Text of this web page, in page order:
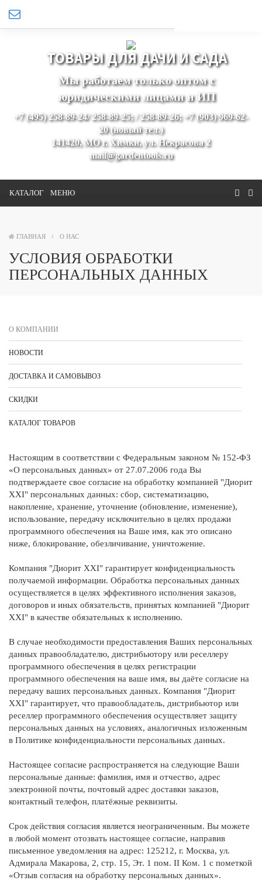
ТОВАРЫ ДЛЯ ДАЧИ И САДА
Мы работаем только оптом с
юридическими лицами и ИП
+7 (495) 258-89-24/ 258-89-25; / 258-89-26; +7 (903) 969-62-
20 (новый тел.)
141420, МО г. Химки, ул. Некрасова 2
mail@gardentools.ru
КАТАЛОГ МЕНЮ
ГЛАВНАЯ О НАС
УСЛОВИЯ ОБРАБОТКИ
ПЕРСОНАЛЬНЫХ ДАННЫХ
О КОМПАНИИ
НОВОСТИ
ДОСТАВКА И САМОВЫВОЗ
СКИДКИ
КАТАЛОГ ТОВАРОВ
Настоящим в соответствии с Федеральным законом № 152-ФЗ
«О персональных данных» от 27.07.2006 года Вы
подтверждаете свое согласие на обработку компанией "Диорит
XXI" персональных данных: сбор, систематизацию,
накопление, хранение, уточнение (обновление, изменение),
использование, передачу исключительно в целях продажи
программного обеспечения на Ваше имя, как это описано
ниже, блокирование, обезличивание, уничтожение.
Компания "Диорит XXI" гарантирует конфиденциальность
получаемой информации. Обработка персональных данных
осуществляется в целях эффективного исполнения заказов,
договоров и иных обязательств, принятых компанией "Диорит
XXI" в качестве обязательных к исполнению.
В случае необходимости предоставления Ваших персональных
данных правообладателю, дистрибьютору или реселлеру
программного обеспечения в целях регистрации
программного обеспечения на ваше имя, вы даёте согласие на
передачу ваших персональных данных. Компания "Диорит
XXI" гарантирует, что правообладатель, дистрибьютор или
реселлер программного обеспечения осуществляет защиту
персональных данных на условиях, аналогичных изложенным
в Политике конфиденциальности персональных данных.
Настоящее согласие распространяется на следующие Ваши
персональные данные: фамилия, имя и отчество, адрес
электронной почты, почтовый адрес доставки заказов,
контактный телефон, платёжные реквизиты.
Срок действия согласия является неограниченным. Вы можете
в любой момент отозвать настоящее согласие, направив
письменное уведомления на адрес: 125212, г. Москва, ул.
Адмирала Макарова, 2, стр. 15, Эт. 1 пом. II Ком. 1 с пометкой
«Отзыв согласия на обработку персональных данных».